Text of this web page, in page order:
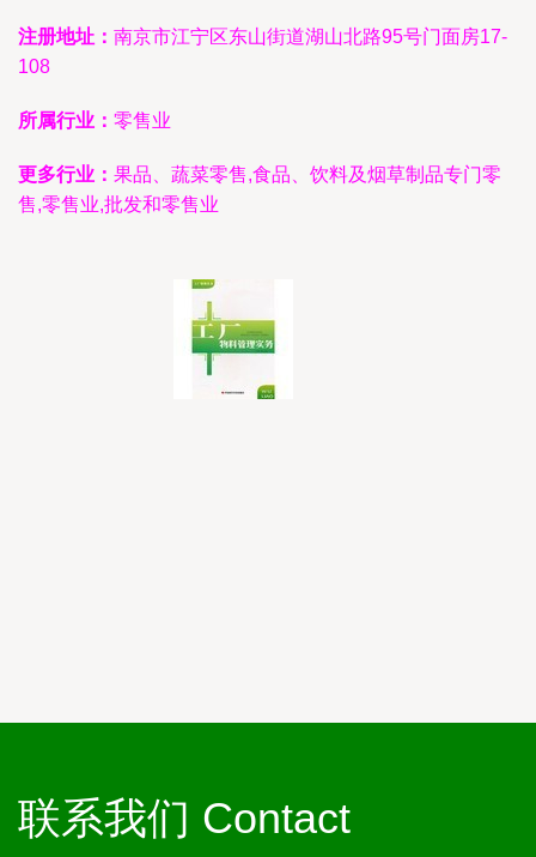
注册地址： 南京市江宁区东山街道湖山北路95号门面房17-
108
所属行业： 零售业
更多行业： 果品、蔬菜零售,食品、饮料及烟草制品专门零
售,零售业,批发和零售业
联系我们 Contact